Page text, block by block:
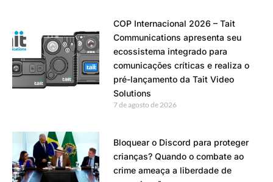
COP Internacional 2026 – Tait
Communications apresenta seu
ecossistema integrado para
comunicações críticas e realiza o
pré-lançamento da Tait Video
Solutions
7 de agosto de 2026
Bloquear o Discord para proteger
crianças? Quando o combate ao
crime ameaça a liberdade de